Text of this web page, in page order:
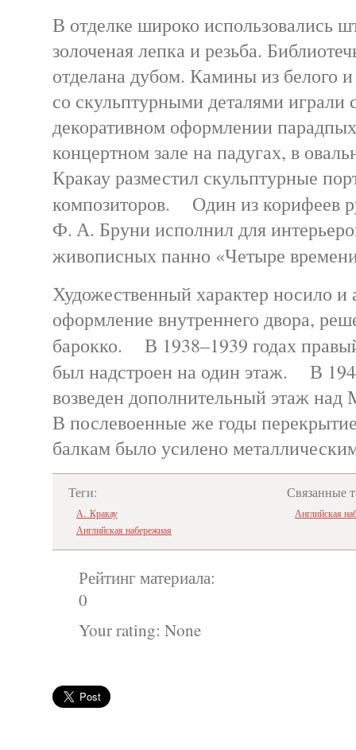
В отделке широко использовались
золоченая лепка и резьба.
отделана дубом. Камины из белого
со скульптурными деталями
декоративном оформлении
концертном зале на падугах, в
Кракау разместил скульптурные
композиторов. Один из корифеев
Ф. А. Бруни исполнил для
живописных панно «Четыре
Художественный характер носило и
оформление внутреннего двора,
барокко. В 1938–1939 годах
был надстроен на один этаж. В
возведен дополнительный этаж над
В послевоенные же годы
балкам было усилено
Теги:
А. Кракау
Английская набережная
Связанные
Английская
Рейтинг материала:
0
Your rating: None